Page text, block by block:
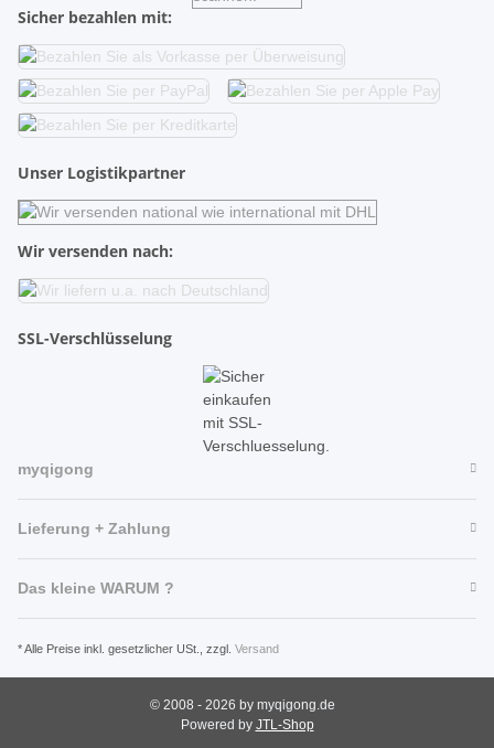
Sicher bezahlen mit:
Unser Logistikpartner
Wir versenden nach:
SSL-Verschlüsselung
myqigong
Lieferung + Zahlung
Das kleine WARUM ?
* Alle Preise inkl. gesetzlicher USt., zzgl. Versand
© 2008 - 2026 by myqigong.de
Powered by JTL-Shop